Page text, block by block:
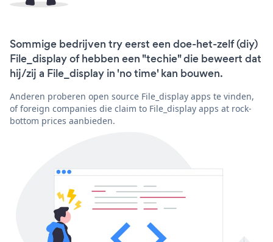
Sommige bedrijven try eerst een doe-het-zelf (diy)
File_display of hebben een "techie" die beweert dat
hij/zij a File_display in 'no time' kan bouwen.
Anderen proberen open source File_display apps te vinden,
of foreign companies die claim to File_display apps at rock-
bottom prices aanbieden.